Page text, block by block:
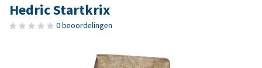
Hedric Startkrix
0 beoordelingen